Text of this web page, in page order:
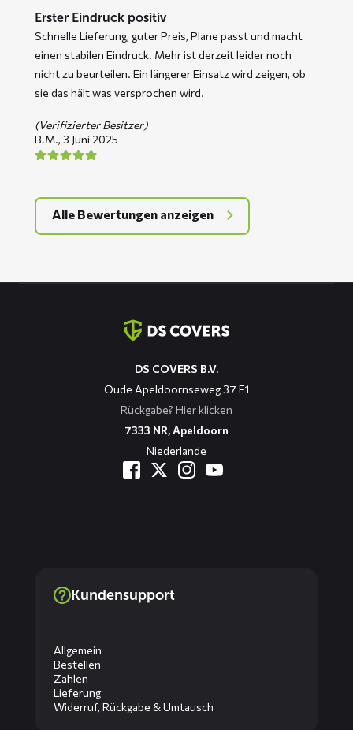
Erster Eindruck positiv
Schnelle Lieferung, guter Preis, Plane passt und macht
einen stabilen Eindruck. Mehr ist derzeit leider noch
nicht zu beurteilen. Ein längerer Einsatz wird zeigen, ob
sie das hält was versprochen wird.
(Verifizierter Besitzer)
B.M., 3 Juni 2025
Alle Bewertungen anzeigen
DS COVERS B.V.
Oude Apeldoornseweg 37 E1
Rückgabe? Hier klicken
7333 NR, Apeldoorn
Niederlande
Kundensupport
Allgemein
Bestellen
Zahlen
Lieferung
Widerruf, Rückgabe & Umtausch